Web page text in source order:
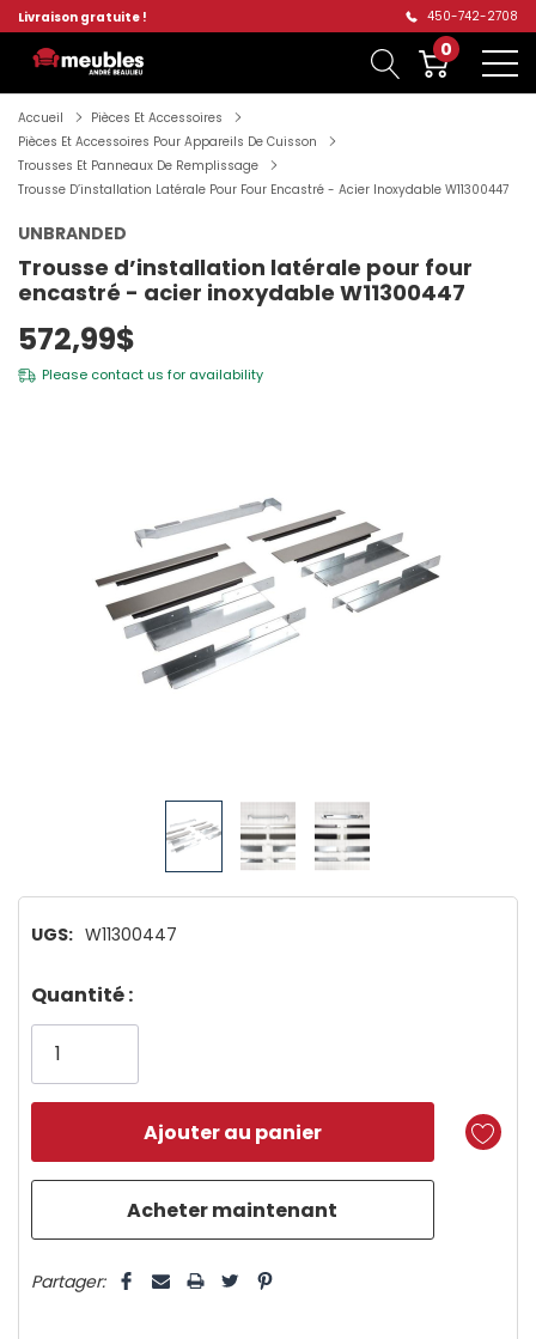
Livraison gratuite ! 450-742-2708
0
Accueil
Pièces Et Accessoires
Pièces Et Accessoires Pour Appareils De Cuisson
Trousses Et Panneaux De Remplissage
Trousse D’installation Latérale Pour Four Encastré - Acier Inoxydable W11300447
UNBRANDED
Trousse d’installation latérale pour four
encastré - acier inoxydable W11300447
572,99$
Please contact us for availability
UGS: W11300447
Dépêchez-
vous!
plus
Quantité :
Partager: